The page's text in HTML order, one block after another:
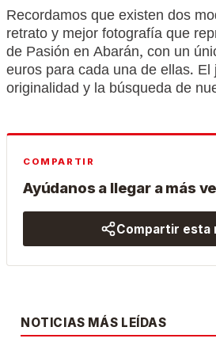
Recordamos que existen dos
retrato y mejor fotografía que
de Pasión en Abarán, con un
euros para cada una de ellas.
originalidad y la búsqueda de
COMPARTIR
Ayúdanos a llegar a más
Compartir esta
NOTICIAS MÁS LEÍDAS